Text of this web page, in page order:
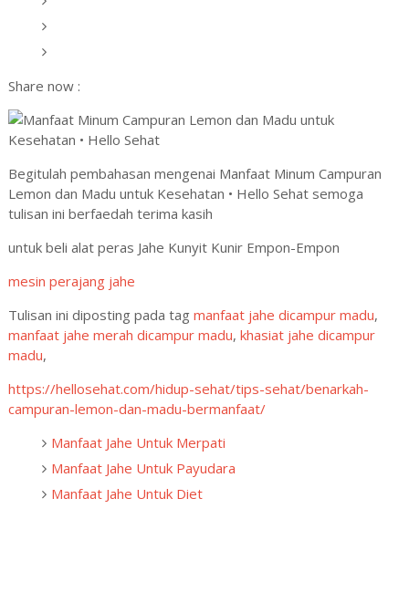
Share now :
Begitulah pembahasan mengenai Manfaat Minum Campuran
Lemon dan Madu untuk Kesehatan • Hello Sehat semoga
tulisan ini berfaedah terima kasih
untuk beli alat peras Jahe Kunyit Kunir Empon-Empon
mesin perajang jahe
Tulisan ini diposting pada tag manfaat jahe dicampur madu,
manfaat jahe merah dicampur madu, khasiat jahe dicampur
madu,
https://hellosehat.com/hidup-sehat/tips-sehat/benarkah-
campuran-lemon-dan-madu-bermanfaat/
Manfaat Jahe Untuk Merpati
Manfaat Jahe Untuk Payudara
Manfaat Jahe Untuk Diet